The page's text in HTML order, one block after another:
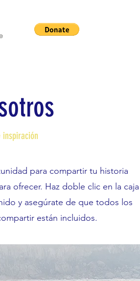
inspiración
para compartir tu historia
ofrecer. Haz doble clic en la caja
y asegúrate de que todos los
están incluidos.